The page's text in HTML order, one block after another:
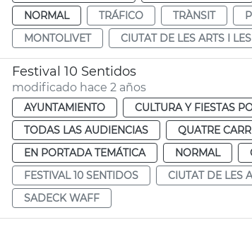
NORMAL
TRÁFICO TRÀNSIT
MONTOLIVET
CIUTAT DE LES ARTS I
Festival 10 Sentidos
modificado hace 2 años
AYUNTAMIENTO CULTURA Y FIESTAS
TODAS LAS AUDIENCIAS
QUATRE
EN PORTADA TEMÁTICA
NORMAL
FESTIVAL 10 SENTIDOS
CIUTAT DE LES
SADECK WAFF